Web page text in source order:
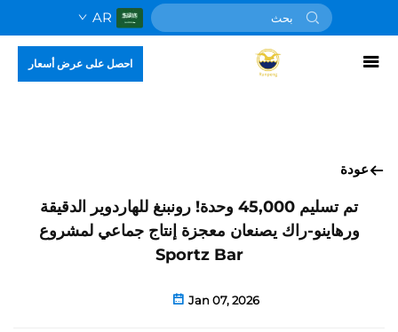
AR
احصل على عرض أسعار
عودة
تم تسليم 45,000 وحدة! رونبنغ للهاردوير الدقيقة
ورهاينو-راك يصنعان معجزة إنتاج جماعي لمشروع
Sportz Bar
Jan 07, 2026